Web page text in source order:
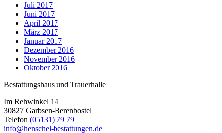
Juli 2017
Juni 2017
April 2017
März 2017
Januar 2017
Dezember 2016
November 2016
Oktober 2016
Bestattungshaus und Trauerhalle
Im Rehwinkel 14
30827 Garbsen-Berenbostel
Telefon (05131) 79 79
info@henschel-bestattungen.de